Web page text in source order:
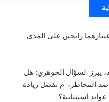
رابحين على المدى
يبرز السؤال الجوهري: هل
المخاطر، أم تفضل زيادة
استثنائية؟